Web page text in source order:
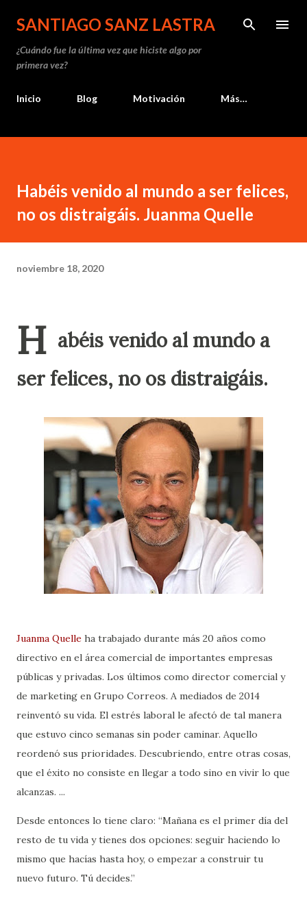
Ir al contenido principal
SANTIAGO SANZ LASTRA
¿Cuándo fue la última vez que hiciste algo por
primera vez?
Inicio Blog Motivación Más…
Habéis venido al mundo a ser felices,
no os distraigáis. Juanma Quelle
noviembre 18, 2020
H abéis venido al mundo a
ser felices, no os distraigáis.
Juanma Quelle ha trabajado durante más 20 años como
directivo en el área comercial de importantes empresas
públicas y privadas. Los últimos como director comercial y
de marketing en Grupo Correos. A mediados de 2014
reinventó su vida. El estrés laboral le afectó de tal manera
que estuvo cinco semanas sin poder caminar. Aquello
reordenó sus prioridades. Descubriendo, entre otras cosas,
que el éxito no consiste en llegar a todo sino en vivir lo que
alcanzas. ...
Desde entonces lo tiene claro: “Mañana es el primer día del
resto de tu vida y tienes dos opciones: seguir haciendo lo
mismo que hacías hasta hoy, o empezar a construir tu
nuevo futuro. Tú decides.”